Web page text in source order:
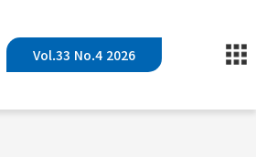
Vol.33 No.4 2026